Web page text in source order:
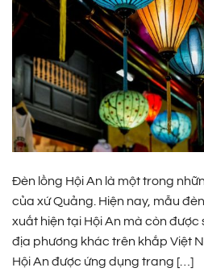
Đèn lồng Hội An là một trong
của xứ Quảng. Hiện nay, mẫu
xuất hiện tại Hội An mà còn
địa phương khác trên khắp Việt
Hội An được ứng dụng trang […]